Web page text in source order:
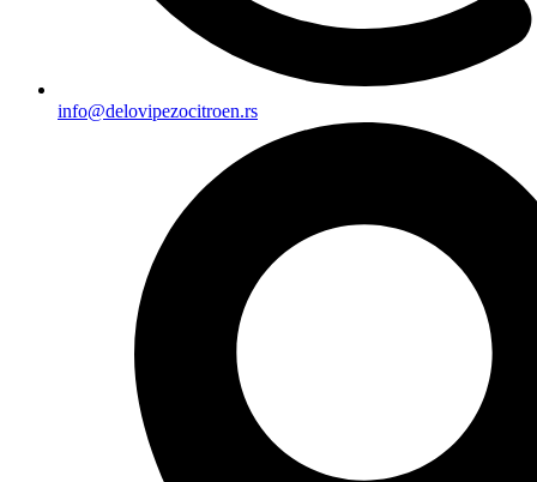
info@delovipezocitroen.rs